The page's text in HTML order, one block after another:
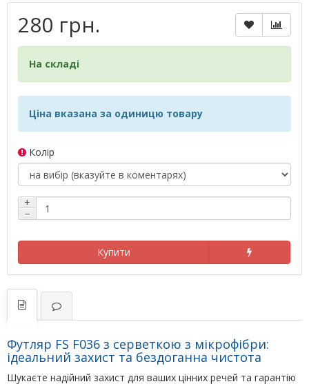
280 грн.
На складі
Ціна вказана за одиницю товару
Колір
+
−
Купити
Футляр FS F036 з серветкою з мікрофібри:
ідеальний захист та бездоганна чистота
Шукаєте надійний захист для ваших цінних речей та гарантію